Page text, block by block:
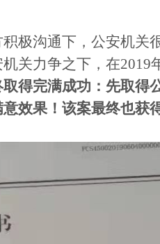
极沟通下，公安机关
关力争之下，在2019
得完满成功：先取得
效果！该案最终也获